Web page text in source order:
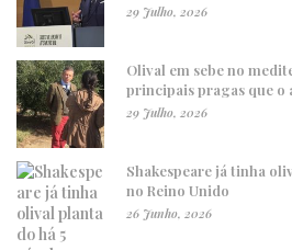
29 Julho, 2026
Olival em sebe no
principais pragas que o
29 Julho, 2026
Shakespeare já tinha
no Reino Unido
26 Junho, 2026